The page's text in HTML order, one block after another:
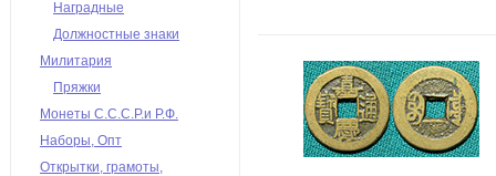
Наградные
Должностные знаки
Милитария
Пряжки
Монеты С.С.С.Р.и Р.Ф.
Наборы, Опт
Открытки, грамоты,